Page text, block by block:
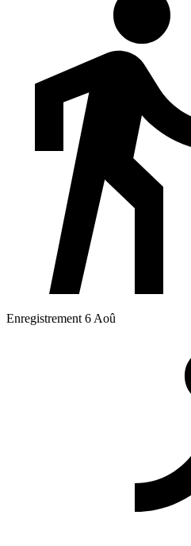
Enregistrement 6 Aoû